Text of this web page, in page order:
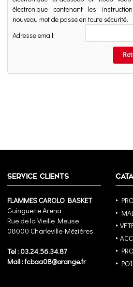
électronique contenant les
nouveau mot de passe en toute sécurité.
Adresse email:
SERVICE CLIENTS
FLAMMES CAROLO BASKET
Guinguette Arena
Rue de la Vieille Meuse
08000 Charleville-Mézières
Tel : 03.24.56.34.87
Mail : fcbaa08@orange.fr
‣
‣
‣
‣
‣
‣